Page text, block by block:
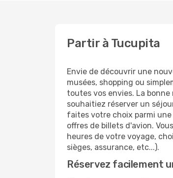
Partir à Tucupita
Envie de découvrir une
musées, shopping ou
toutes vos envies. La
souhaitiez réserver un
faites votre choix parmi
offres de billets d'avion.
heures de votre voyage,
sièges, assurance, etc...).
Réservez facilement